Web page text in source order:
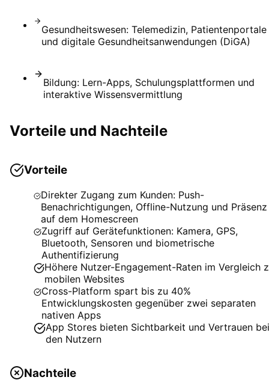
Gesundheitswesen: Telemedizin, Patientenportale
und digitale Gesundheitsanwendungen (DiGA)
Bildung: Lern-Apps, Schulungsplattformen und
interaktive Wissensvermittlung
Vorteile und Nachteile
Vorteile
Direkter Zugang zum Kunden: Push-
Benachrichtigungen, Offline-Nutzung und Präsenz
auf dem Homescreen
Zugriff auf Gerätefunktionen: Kamera, GPS,
Bluetooth, Sensoren und biometrische
Authentifizierung
Höhere Nutzer-Engagement-Raten im Vergleich
mobilen Websites
Cross-Platform spart bis zu 40%
Entwicklungskosten gegenüber zwei separaten
nativen Apps
App Stores bieten Sichtbarkeit und Vertrauen bei
den Nutzern
Nachteile